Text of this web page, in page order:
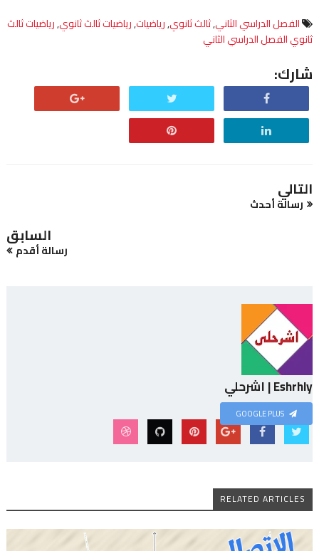
الفصل الدراسي الثاني,ثالث ثانوي,رياضيات,رياضيات ثالث ثانوي,رياضيات ثالث
ثانوي الفصل الدراسي الثاني
شارك:
التالي
رسالة أحدث
السابق
رسالة أقدم
Eshrhly | اشرحلي
GOOGLE PLUS
RELATED ARTICLES